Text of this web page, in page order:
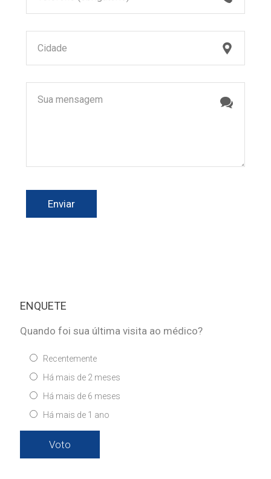
ENQUETE
Quando foi sua última visita ao médico?
Recentemente
Há mais de 2 meses
Há mais de 6 meses
Há mais de 1 ano